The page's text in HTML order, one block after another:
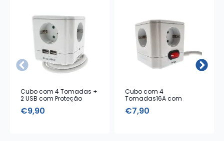
Cubo com 4 Tomadas +
2 USB com Proteção
€9,90
Cubo com 4
Tomadas16A com
€7,90